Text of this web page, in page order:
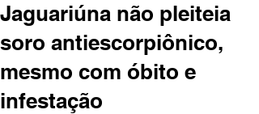
Jaguariúna não pleiteia
soro antiescorpiônico,
mesmo com óbito e
infestação